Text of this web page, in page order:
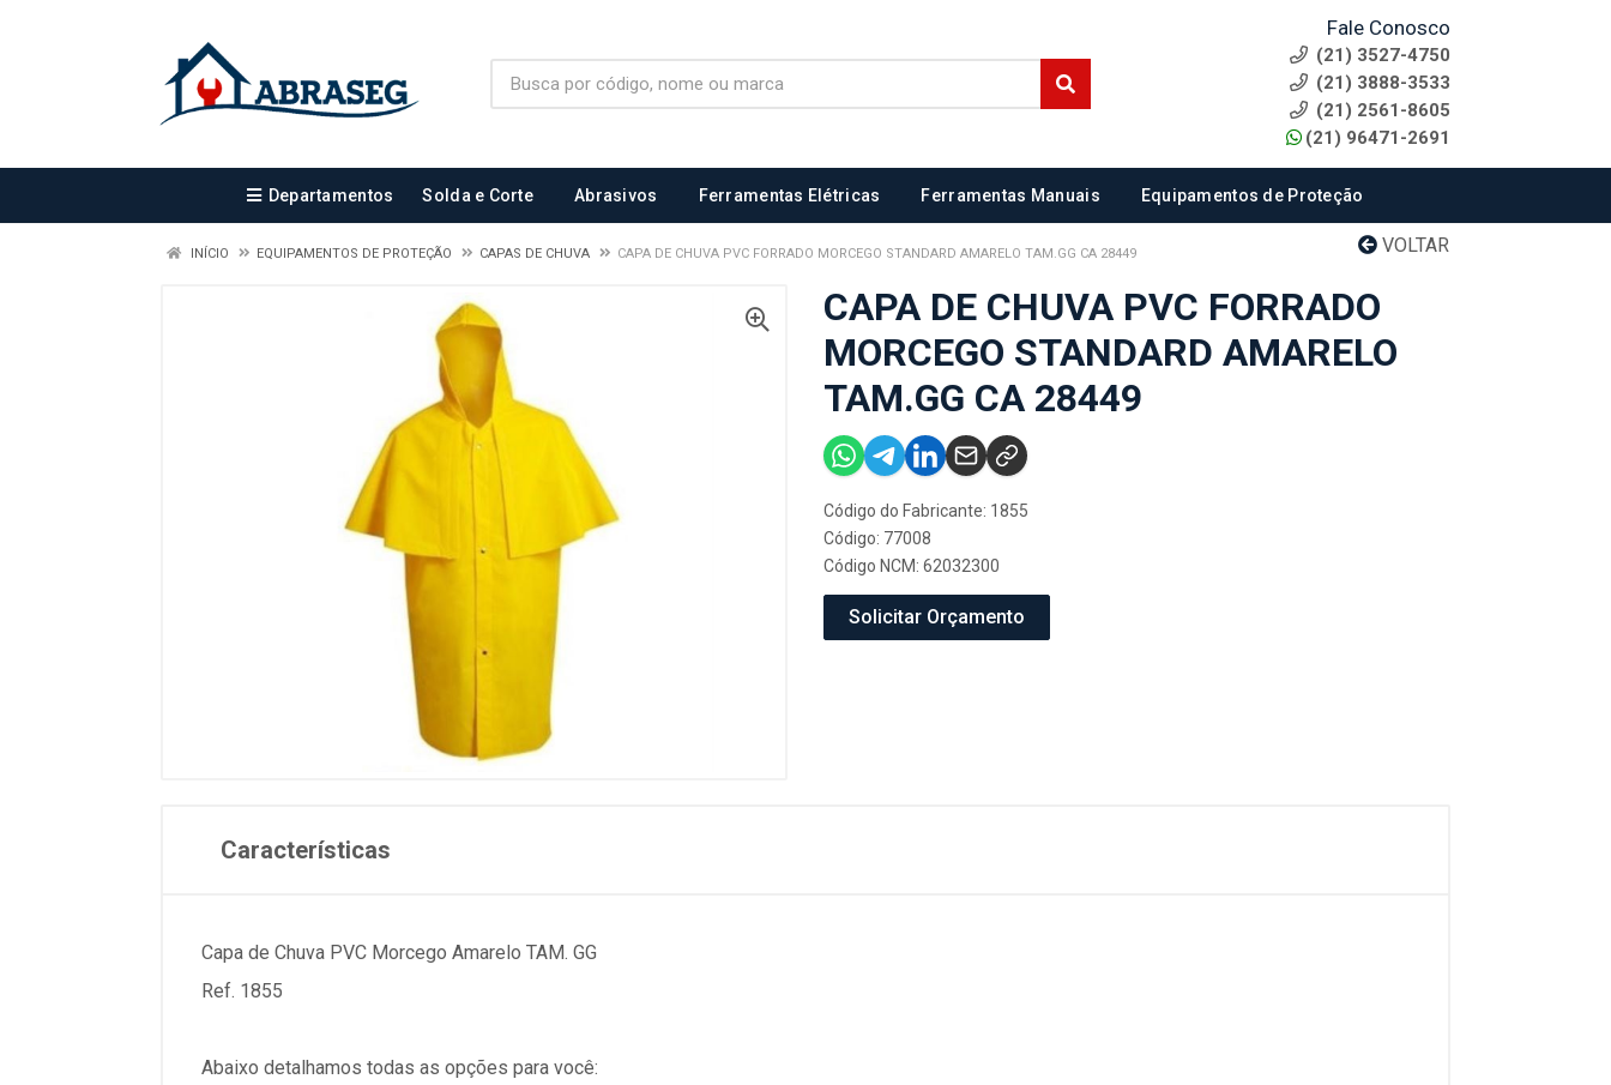
Fale Conosco
(21) 3527-4750
(21) 3888-3533
(21) 2561-8605
(21) 96471-2691
Departamentos Solda e Corte Abrasivos Ferramentas Elétricas Ferramentas Manuais Equipamentos de Proteção
VOLTAR
INÍCIO EQUIPAMENTOS DE PROTEÇÃO CAPAS DE CHUVA CAPA DE CHUVA PVC FORRADO MORCEGO STANDARD AMARELO TAM.GG CA 28449
CAPA DE CHUVA PVC FORRADO
MORCEGO STANDARD AMARELO
TAM.GG CA 28449
Código do Fabricante: 1855
Código: 77008
Código NCM: 62032300
Solicitar Orçamento
Características
Capa de Chuva PVC Morcego Amarelo TAM. GG
Ref. 1855
Abaixo detalhamos todas as opções para você: